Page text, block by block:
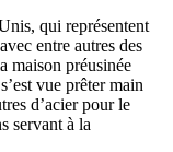
qui représentent
entre autres des
maison préusinée
vue prêter main
d’acier pour le
servant à la